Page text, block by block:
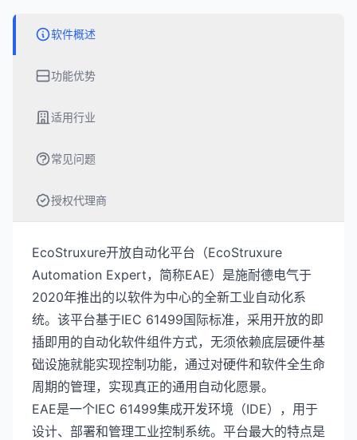
软件概述
功能优势
适用行业
常见问题
授权代理商
EcoStruxure开放自动化平台（EcoStruxure
Automation Expert，简称EAE）是施耐德电气于
2020年推出的以软件为中心的全新工业自动化系
统。该平台基于IEC 61499国际标准，采用开放的即
插即用的自动化软件组件方式，无须依赖底层硬件基
础设施就能实现控制功能，通过对硬件和软件全生命
周期的管理，实现真正的通用自动化愿景。
EAE是一个IEC 61499集成开发环境（IDE），用于
设计、部署和管理工业控制系统。平台最大的特点是